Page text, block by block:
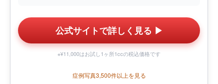
公式サイトで詳しく見る ▶︎
※¥11,000はお試し1ヶ所1ccの税込価格です
症例写真3,500件以上を見る